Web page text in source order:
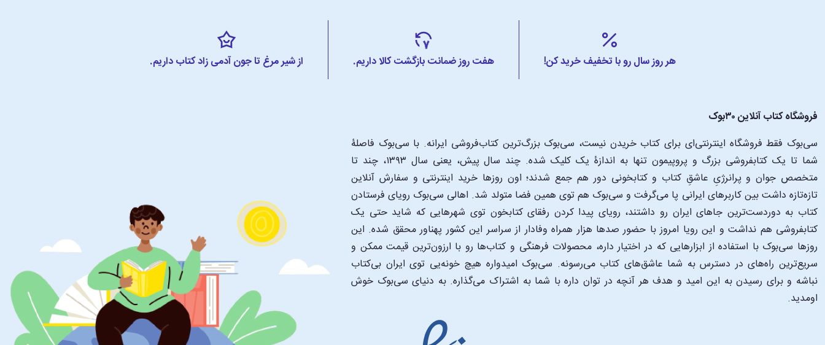
هر روز سال رو با تخفیف خرید کن! هفت روز ضمانت بازگشت کالا داریم. از شیر مرغ تا جون آدمی زاد کتاب داریم.
فروشگاه کتاب آنلاین ۳۰بوک
سی‌بوک فقط فروشگاه اینترنتی‌ای برای کتاب خریدن نیست، سی‌بوک بزرگ‌ترین کتاب‌فروشی ایرانه. با سی‌بوک فاصلۀ
شما تا یک کتابفروشی بزرگ و پروپیمون تنها به اندازۀ یک کلیک شده. چند سال پیش، یعنی سال ۱۳۹۳، چند تا
متخصص جوان و پرانرژیِ عاشقِ کتاب و کتابخونی دور هم جمع شدند؛ اون‌ روزها خرید اینترنتی و سفارش آنلاین
تازه‌تازه داشت بین کاربرهای ایرانی پا می‌گرفت و سی‌بوک هم توی همین فضا متولد شد. اهالی سی‌بوک رویای فرستادن
کتاب به دوردست‌ترین جاهای ایران رو داشتند، رویای پیدا کردن رفقای کتابخون توی شهرهایی که شاید حتی یک
کتابفروشی هم نداشت و این رویا امروز با حضور صدها هزار همراه وفادار از سراسر این کشور پهناور محقق شده. این
‌روزها سی‌بوک با استفاده از ابزارهایی که در اختیار داره، محصولات فرهنگی و کتاب‌ها رو با ارزون‌ترین قیمت ممکن و
سریع‌ترین راه‌های در دسترس به شما عاشق‌های کتاب می‌رسونه. سی‌بوک امیدواره هیچ خونه‌یی توی ایران بی‌کتاب
نباشه و برای رسیدن به این امید و هدف هر آنچه در توان داره با شما به اشتراک می‌گذاره. به دنیای سی‌بوک خوش
اومدید.